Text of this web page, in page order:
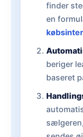
finder
en
beriger
baseret